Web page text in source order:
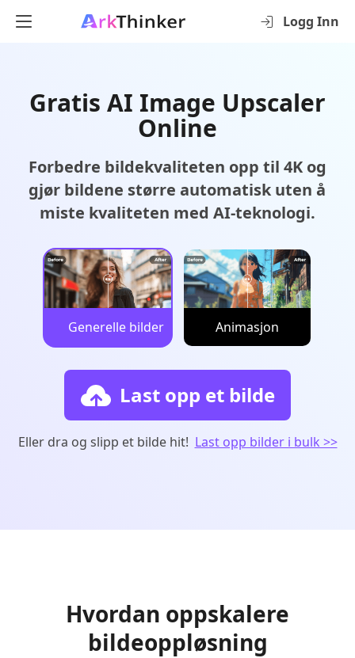
Logg Inn
Gratis AI Image Upscaler
Online
Forbedre bildekvaliteten opp til 4K og
gjør bildene større automatisk uten å
miste kvaliteten med AI-teknologi.
Generelle bilder Animasjon
Last opp et bilde
Eller dra og slipp et bilde hit! Last opp bilder i bulk >>
Hvordan oppskalere
bildeoppløsning